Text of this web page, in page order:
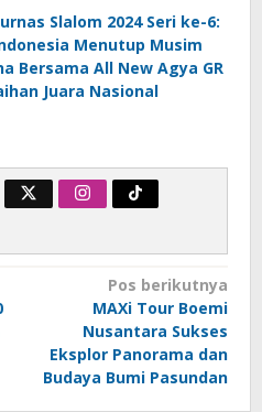
Slalom 2024 Seri ke-6:
Menutup Musim
Bersama All New Agya GR
Juara Nasional
Pos berikutnya
MAXi Tour Boemi
Nusantara Sukses
Eksplor Panorama dan
Budaya Bumi Pasundan